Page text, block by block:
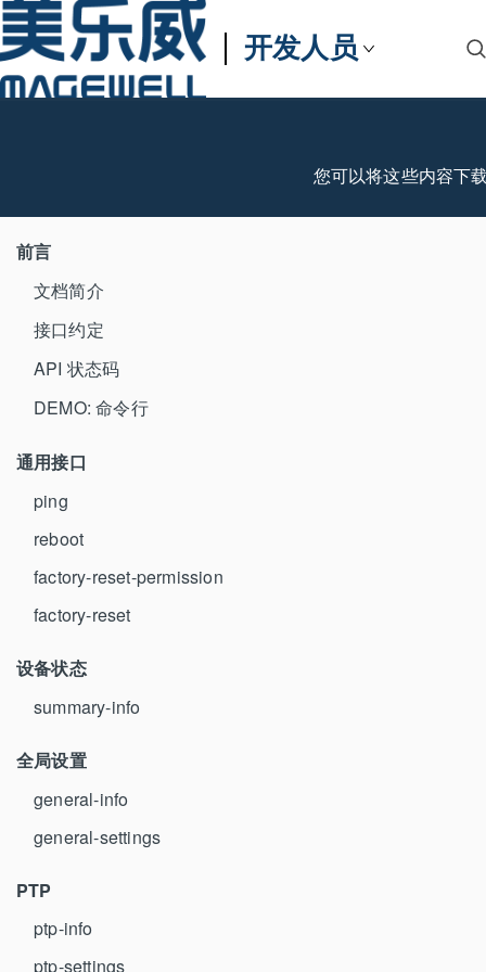
开发人员
您可以将这些内容下
前言
文档简介
接口约定
API 状态码
DEMO: 命令行
通用接口
ping
reboot
factory-reset-permission
factory-reset
设备状态
summary-info
全局设置
general-info
general-settings
PTP
ptp-info
ptp-settings